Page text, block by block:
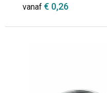
vanaf € 0,26